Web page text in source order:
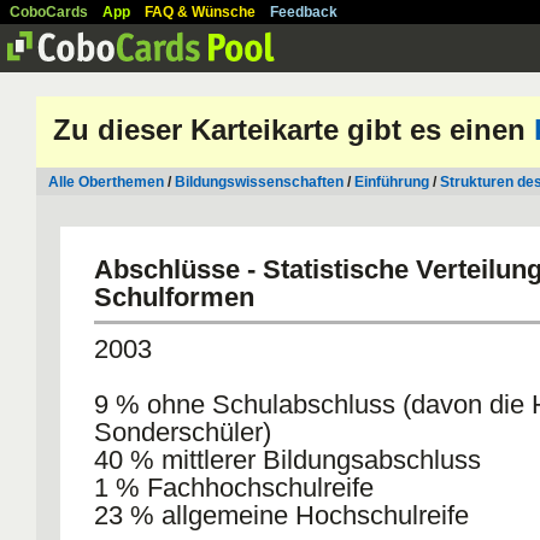
CoboCards App FAQ & Wünsche Feedback
Zu dieser Karteikarte gibt es einen
Alle Oberthemen / Bildungswissenschaften / Einführung /Strukturen
Abschlüsse - Statistische
Schulformen
2003
9 % ohne Schulabschluss (davon die
Sonderschüler)
40 % mittlerer Bildungsabschluss
1 % Fachhochschulreife
23 % allgemeine Hochschulreife